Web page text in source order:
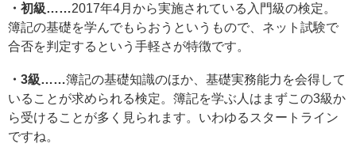
・初級……2017年4月から実施されている入門級の検定。
簿記の基礎を学んでもらおうというもので、ネット試験で
合否を判定するという手軽さが特徴です。
・3級……簿記の基礎知識のほか、基礎実務能力を会得して
いることが求められる検定。簿記を学ぶ人はまずこの3級か
ら受けることが多く見られます。いわゆるスタートライン
ですね。